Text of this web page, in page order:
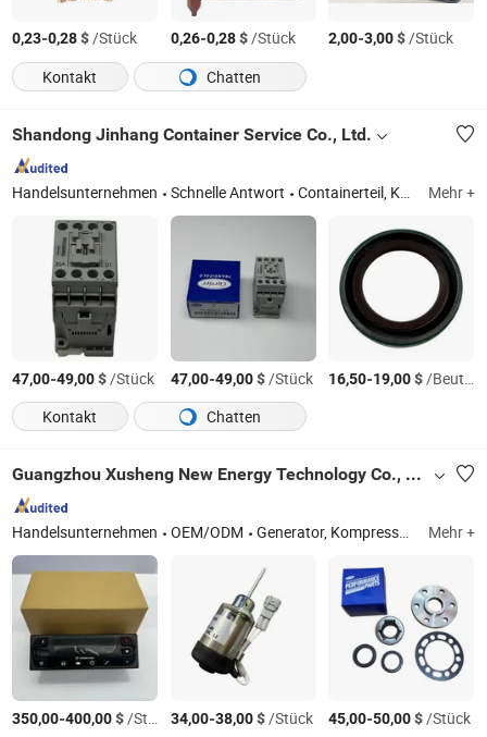
0,23-0,28$/Stück 0,26-0,28$/Stück 2,00-3,00$/Stück
Kontakt
Chatten
Shandong Jinhang Container Service Co., Ltd.
Handelsunternehmen Schnelle Antwort Containerteil, Kühlcontainer, Containergefrierer Mehr +
47,00-49,00$/Stück 47,00-49,00$/Stück 16,50-19,00$/Beutel
Kontakt
Chatten
Guangzhou Xusheng New Energy Technology Co., Ltd.
Handelsunternehmen OEM/ODM Generator, Kompressor, Verdampferlüfter, Verflüssigerlüfter, Buslampe, Bussensor, Bus-Klimaanlage, Kühl-Lkw-Einheit, Dachklimaanlage für Busse Mehr +
350,00-400,00$/Stück 34,00-38,00$/Stück 45,00-50,00$/Stück